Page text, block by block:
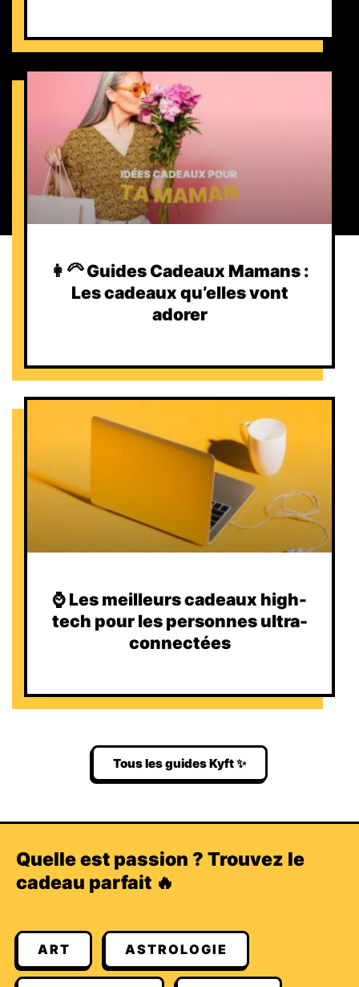
👩‍🦳 Guides Cadeaux Mamans :
Les cadeaux qu’elles vont
adorer
⌚️ Les meilleurs cadeaux high-
tech pour les personnes ultra-
connectées
Tous les guides Kyft ✨
Quelle est passion ? Trouvez le
cadeau parfait 🔥
ART ASTROLOGIE